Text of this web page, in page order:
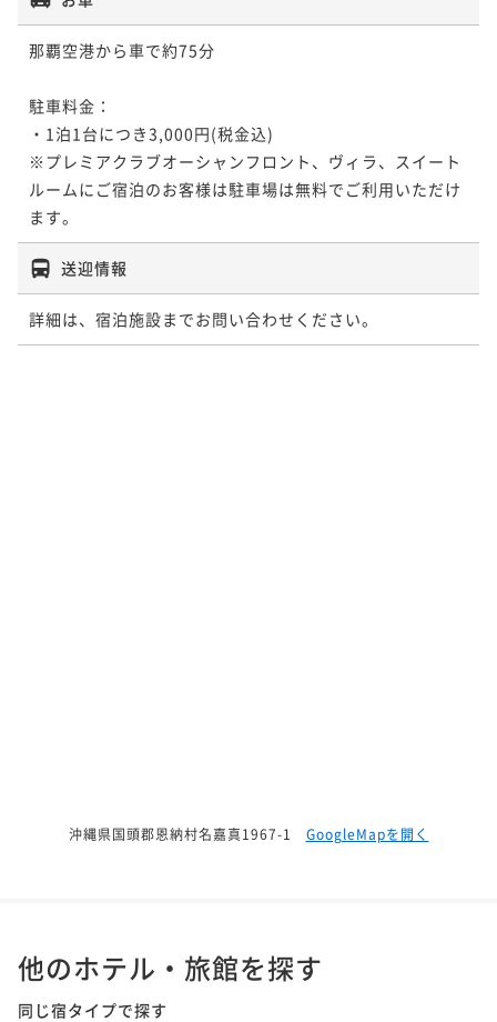
那覇空港から車で約75分
駐車料金：
・1泊1台につき3,000円(税金込)
※プレミアクラブオーシャンフロント、ヴィラ、スイート
ルームにご宿泊のお客様は駐車場は無料でご利用いただけ
ます。
送迎情報
詳細は、宿泊施設までお問い合わせください。
沖縄県国頭郡恩納村名嘉真1967-1 GoogleMapを開く
他のホテル・旅館を探す
同じ宿タイプで探す